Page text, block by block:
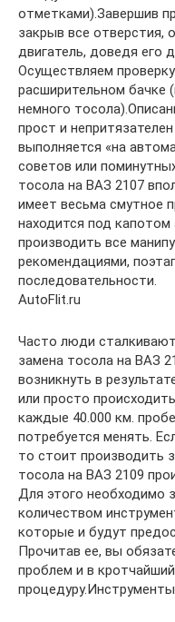
отметками).Завершив
закрыв все отверстия,
двигатель, доведя его
Осуществляем
расширительном бачке
немного
прост и
выполняется «на
советов или
тосола на ВАЗ 2107
имеет весьма смутное
находится под
производить все
рекомендациями,
последовательности.
AutoFlit.ru
Часто люди
замена тосола на ВАЗ
возникнуть в
или просто
каждые 40.000 км.
потребуется менять.
то стоит производить
тосола на ВАЗ 2109
Для этого необходимо
количеством
которые и будут
Прочитав ее, вы
проблем и в